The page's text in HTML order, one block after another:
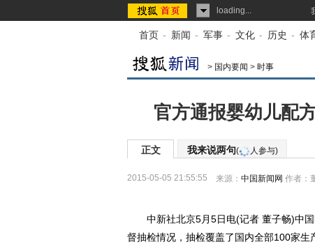
loading...
首页 - 新闻 - 军事 - 文化 - 历史 - 体
> 国内要闻 > 时事
官方通报婴幼儿配
正文 我来说两句( 人参与)
2015-05-05 21:55:55 来源： 中国新闻网 作者：
中新社北京5月5日电(记者 董子畅)中国
督抽检情况，抽检覆盖了国内全部100家